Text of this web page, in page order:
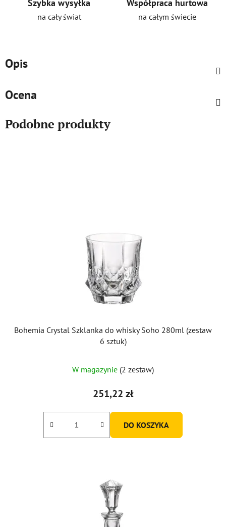
Szybka wysyłka
na cały świat
Współpraca hurtowa
na całym świecie
Opis
Ocena
Podobne produkty
Bohemia Crystal Szklanka do whisky Soho 280ml (zestaw
6 sztuk)
W magazynie (2 zestaw)
251,22 zł
DO KOSZYKA